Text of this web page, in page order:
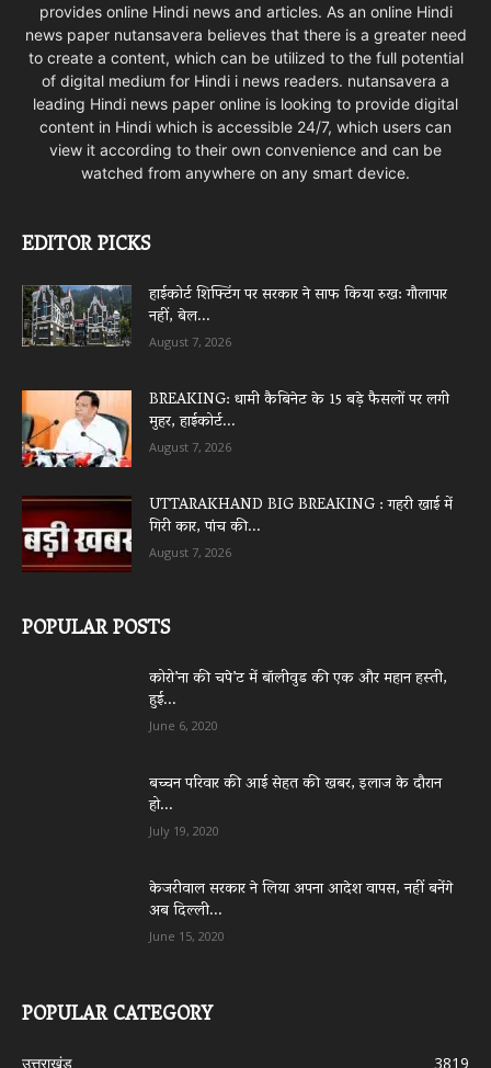
provides online Hindi news and articles. As an online Hindi
news paper nutansavera believes that there is a greater need
to create a content, which can be utilized to the full potential
of digital medium for Hindi i news readers. nutansavera a
leading Hindi news paper online is looking to provide digital
content in Hindi which is accessible 24/7, which users can
view it according to their own convenience and can be
watched from anywhere on any smart device.
EDITOR PICKS
हाईकोर्ट शिफ्टिंग पर सरकार ने साफ किया रुख: गौलापार
नहीं, बेल...
August 7, 2026
BREAKING: धामी कैबिनेट के 15 बड़े फैसलों पर लगी
मुहर, हाईकोर्ट...
August 7, 2026
UTTARAKHAND BIG BREAKING : गहरी खाई में
गिरी कार, पांच की...
August 7, 2026
POPULAR POSTS
कोरो’ना की चपे’ट में बॉलीवुड की एक और महान हस्ती,
हुई...
June 6, 2020
बच्चन परिवार की आई सेहत की खबर, इलाज के दौरान
हो...
July 19, 2020
केजरीवाल सरकार ने लिया अपना आदेश वापस, नहीं बनेंगे
अब दिल्ली...
June 15, 2020
POPULAR CATEGORY
उत्तराखंड
3819